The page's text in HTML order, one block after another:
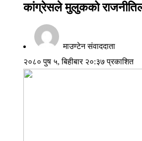
कांग्रेसले मुलुकको
माउण्टेन संवाददाता
२०८० पुष ५, बिहीबार २०:३७ प्रकाशित